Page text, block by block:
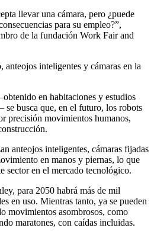
llevar una cámara, pero ¿puede
para su empleo?”,
de la fundación Work Fair and
anteojos inteligentes y cámaras en la
en habitaciones y estudios
se busca que, en el futuro, los robots
precisión movimientos humanos,
anteojos inteligentes, cámaras fijadas
en manos y piernas, lo que
sector en el mercado tecnológico.
para 2050 habrá más de mil
en uso. Mientras tanto, ya se pueden
movimientos asombrosos, como
maratones, con caídas incluidas.